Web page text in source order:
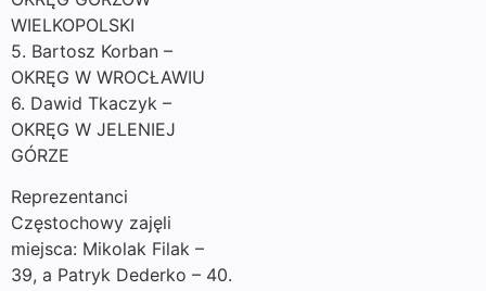
WIELKOPOLSKI
5. Bartosz Korban –
OKRĘG W WROCŁAWIU
6. Dawid Tkaczyk –
OKRĘG W JELENIEJ
GÓRZE
Reprezentanci
Częstochowy zajęli
miejsca: Mikolak Filak –
39, a Patryk Dederko – 40.